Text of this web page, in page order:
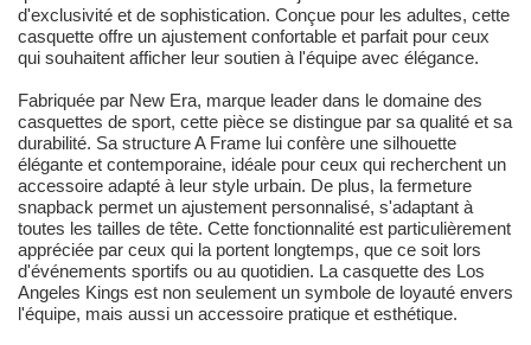
d'exclusivité et de sophistication. Conçue pour les adultes, cette
casquette offre un ajustement confortable et parfait pour ceux
qui souhaitent afficher leur soutien à l'équipe avec élégance.
Fabriquée par New Era, marque leader dans le domaine des
casquettes de sport, cette pièce se distingue par sa qualité et sa
durabilité. Sa structure A Frame lui confère une silhouette
élégante et contemporaine, idéale pour ceux qui recherchent un
accessoire adapté à leur style urbain. De plus, la fermeture
snapback permet un ajustement personnalisé, s'adaptant à
toutes les tailles de tête. Cette fonctionnalité est particulièrement
appréciée par ceux qui la portent longtemps, que ce soit lors
d'événements sportifs ou au quotidien. La casquette des Los
Angeles Kings est non seulement un symbole de loyauté envers
l'équipe, mais aussi un accessoire pratique et esthétique.